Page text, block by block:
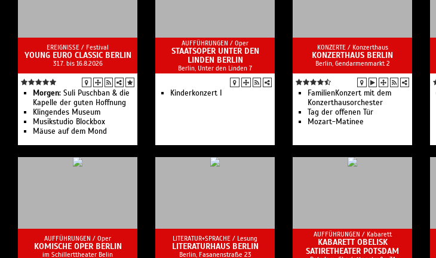
EREIGNISSE / Festival
YOUNG EURO CLASSIC BERLIN
31.7. bis 16.8.2026
Morgen: Suli Pusch­ban & die
Ka­pelle der gu­ten Hoff­nung
Klingendes Museum
Musikstudio Blockbox
Mäuse auf dem Mond
AUFFÜHRUNGEN / Oper
STAATSOPER UNTER DEN
LINDEN BERLIN
Berlin, Unter den Linden 7
Kinderkonzert I
KONZERTE / Konzerthaus
KONZERTHAUS BERLIN
Berlin, Gendarmenmarkt 2
FamilienKonzert mit dem
Konzerthausorchester
Tag der offenen Tür
Mozart-Matinee
AUFFÜHRUNGEN / Oper
KOMISCHE OPER BERLIN
im Schillerttheater Belin
LITERATUR+SPRACHE / Lesung
LITERATURHAUS BERLIN
Berlin, Fasanenstraße 23
AUFFÜHRUNGEN / Kabarett
KABARETT OBELISK
SATIRETHEATER POTSDAM